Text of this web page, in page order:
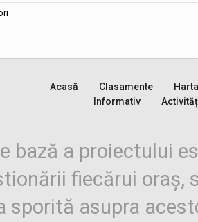
Acasă Clasamente
Harta
Informativ
bază a proiectului
fiecărui oraș,
sporită asupra